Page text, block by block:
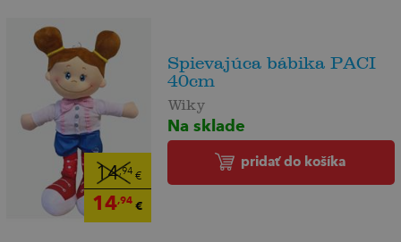
14,94€
14,94€
Spievajúca bábika PACI
40cm
Wiky
Na sklade
pridať do košíka